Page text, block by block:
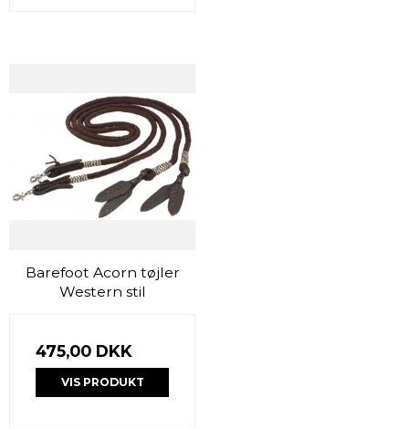
Barefoot Acorn tøjler
Western stil
475,00 DKK
VIS PRODUKT